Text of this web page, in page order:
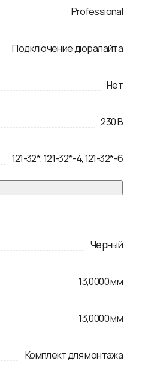
Professional
Подключение дюралайта
Нет
230В
121-32*, 121-32*-4, 121-32*-6
Черный
13,0000мм
13,0000мм
Комплект для монтажа